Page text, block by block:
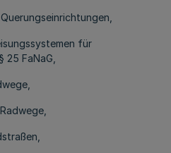
für
25 FaNaG,